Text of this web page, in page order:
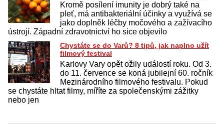
Kromě posílení imunity je dobrý také na
pleť, má antibakteriální účinky a využívá se
jako doplněk léčby močového a zažívacího
ústrojí. Západní zdravotnictví ho sice objevilo
Chystáte se do Varů? 8 tipů, jak naplno užít
filmový festival
Karlovy Vary opět ožily událostí roku. Od 3.
do 11. července se koná jubilejní 60. ročník
Mezinárodního filmového festivalu. Pokud
se chystáte hltat filmy, míříte za společenskými zážitky
nebo jen